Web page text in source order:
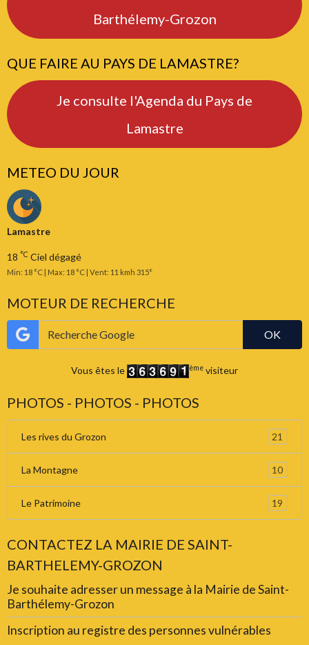
Barthélemy-Grozon
QUE FAIRE AU PAYS DE LAMASTRE?
Je consulte l'Agenda du Pays de
Lamastre
METEO DU JOUR
Lamastre
18 °C Ciel dégagé
Min: 18 °C | Max: 18 °C | Vent: 11 kmh 315°
MOTEUR DE RECHERCHE
OK
Vous êtes le ème visiteur
PHOTOS - PHOTOS - PHOTOS
Les rives du Grozon 21
La Montagne 10
Le Patrimoine 19
CONTACTEZ LA MAIRIE DE SAINT-
BARTHELEMY-GROZON
Je souhaite adresser un message à la Mairie de Saint-
Barthélemy-Grozon
Inscription au registre des personnes vulnérables